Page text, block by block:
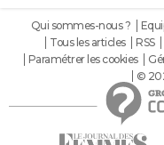
Qui sommes-nous ?
Tous les articles
RSS
Paramétrer les cookies
©